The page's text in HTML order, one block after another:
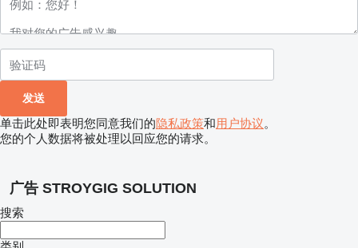
单击此处即表明您同意我们的隐私政策和用户协议。
您的个人数据将被处理以回应您的请求。
广告 STROYGIG SOLUTION
搜索